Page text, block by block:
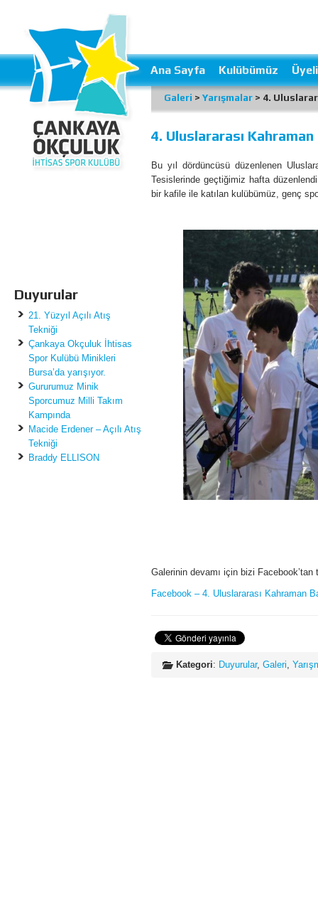
Duyurular
21. Yüzyıl Açılı Atış
Tekniği
Çankaya Okçuluk İhtisas
Spor Kulübü Minikleri
Bursa’da yarışıyor.
Gururumuz Minik
Sporcumuz Milli Takım
Kampında
Macide Erdener – Açılı Atış
Tekniği
Braddy ELLISON
Ana Sayfa Kulübümüz
Galeri > Yarışmalar > 4.
4. Uluslararası
Bu yıl dördüncüsü düzenlenen
Tesislerinde geçtiğimiz hafta
bir kafile ile katılan kulübümüz, genç
Galerinin devamı için bizi
Facebook – 4. Uluslararası Kahraman
Kategori: Duyurular, Galeri,